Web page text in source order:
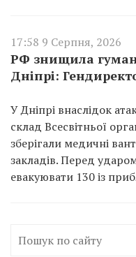
17:58 9 Серпня, 2026
РФ знищила
Дніпрі:
У Дніпрі внаслідок
склад Всесвітньої
зберігали медичні
закладів. Перед
евакуювати 130 із